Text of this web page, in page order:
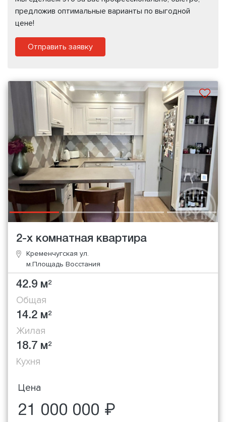
предложив оптимальные варианты по выгодной
цене!
Отправить заявку
2-х комнатная квартира
Кременчугская ул.
м.Площадь Восстания
42.9 м2
Общая
14.2 м2
Жилая
18.7 м2
Кухня
Цена
21 000 000 ₽